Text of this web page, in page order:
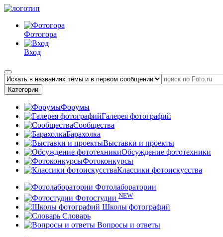
Фотогора
Вход
Категории
Форумы
Галерея фотографий
Сообщества
Барахолка
Выставки и проекты
Обсуждение фототехники
Фотоконкурсы
Классики фотоискусства
Фотолаборатории
Фотостудии NEW
Школы фотографий
Словарь
Вопросы и ответы